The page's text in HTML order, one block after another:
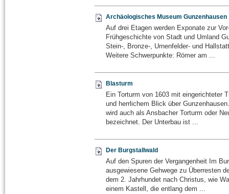
Archäologisches Museum Gunzenhausen
Auf drei Etagen werden Exponate zur
Frühgeschichte von Stadt und Umland
Stein-, Bronze-, Urnenfelder- und
Weitere Schwerpunkte: Römer am ...
Blasturm
Ein Torturm von 1603 mit eingerichteter
und herrlichem Blick über
wird auch als Ansbacher Torturm oder
bezeichnet. Der Unterbau ist ...
Der Burgstallwald
Auf den Spuren der Vergangenheit Im
ausgewiesene Gehwege zu Überresten
dem 2. Jahrhundet nach Christus, wie
einem Kastell, die entlang dem ...